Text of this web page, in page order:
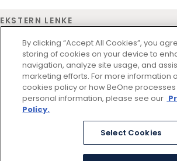
EKSTERN LENKE
Medisinsk informasjon
Bruksvilkår
By clicking “Accept All Cookies”, you
storing of cookies on your device to
navigation, analyze site usage, and
marketing efforts. For more information
cookies policy or how BeOne
personal information, please see our
Policy.
Select Cookies